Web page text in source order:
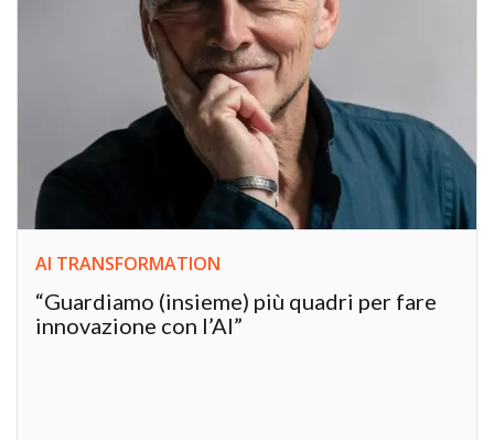
AI TRANSFORMATION
“Guardiamo (insieme) più quadri per fare
innovazione con l’AI”